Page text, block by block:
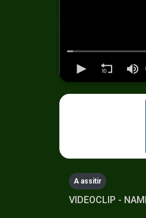
seconds
of
90%
A assitir
VIDEOCLIP -